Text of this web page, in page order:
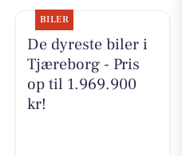
BILER
De dyreste biler i
Tjæreborg - Pris
op til 1.969.900
kr!